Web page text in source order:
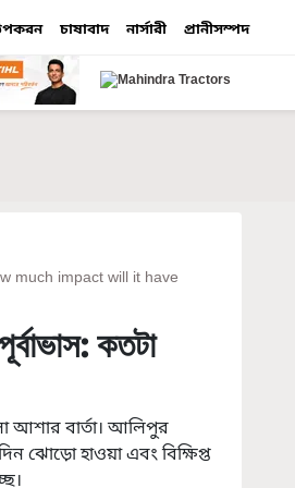
চাষাবাদ নার্সারী প্রানীসম্পদ
much impact will it have
কতটা
আশার বার্তা। আলিপুর
ঝোড়ো হাওয়া এবং বিক্ষিপ্ত